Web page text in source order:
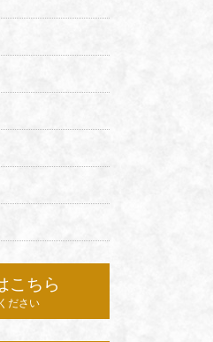
こちら
ださい